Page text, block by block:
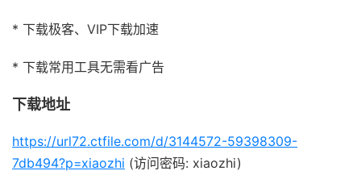
* 下载极客、VIP下载加速
* 下载常用工具无需看广告
下载地址
https://url72.ctfile.com/d/3144572-59398309-
7db494?p=xiaozhi (访问密码: xiaozhi)